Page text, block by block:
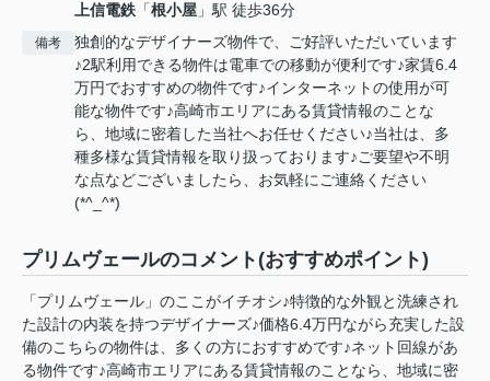
上信電鉄 「根小屋 」駅 徒歩36分
備考
独創的なデザイナーズ物件で、ご好評いただいています
♪2駅利用できる物件は電車での移動が便利です♪家賃6.4
万円でおすすめの物件です♪インターネットの使用が可
能な物件です♪高崎市エリアにある賃貸情報のことな
ら、地域に密着した当社へお任せください♪当社は、多
種多様な賃貸情報を取り扱っております♪ご要望や不明
な点などございましたら、お気軽にご連絡ください
(*^_^*)
プリムヴェールのコメント(おすすめポイント)
「プリムヴェール」のここがイチオシ♪特徴的な外観と洗練され
た設計の内装を持つデザイナーズ♪価格6.4万円ながら充実した設
備のこちらの物件は、多くの方におすすめです♪ネット回線があ
る物件です♪高崎市エリアにある賃貸情報のことなら、地域に密